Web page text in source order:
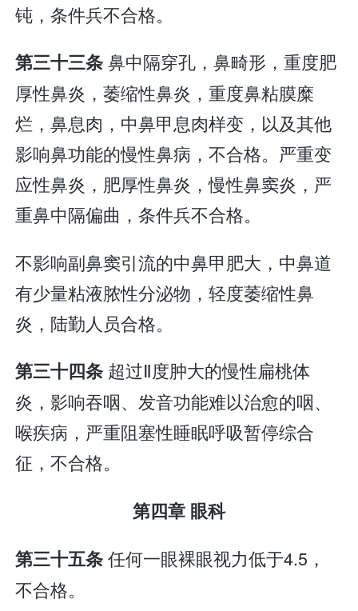
钝，条件兵不合格。
第三十三条鼻中隔穿孔，鼻畸形，重度肥
厚性鼻炎，萎缩性鼻炎，重度鼻粘膜糜
烂，鼻息肉，中鼻甲息肉样变，以及其他
影响鼻功能的慢性鼻病，不合格。严重变
应性鼻炎，肥厚性鼻炎，慢性鼻窦炎，严
重鼻中隔偏曲，条件兵不合格。
不影响副鼻窦引流的中鼻甲肥大，中鼻道
有少量粘液脓性分泌物，轻度萎缩性鼻
炎，陆勤人员合格。
第三十四条 超过Ⅱ度肿大的慢性扁桃体
炎，影响吞咽、发音功能难以治愈的咽、
喉疾病，严重阻塞性睡眠呼吸暂停综合
征，不合格。
第四章 眼科
第三十五条任何一眼裸眼视力低于4.5，
不合格。